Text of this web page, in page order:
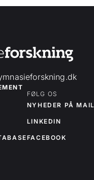
FØLG OS
NYHEDER PÅ MAIL
LINKEDIN
FACEBOOK